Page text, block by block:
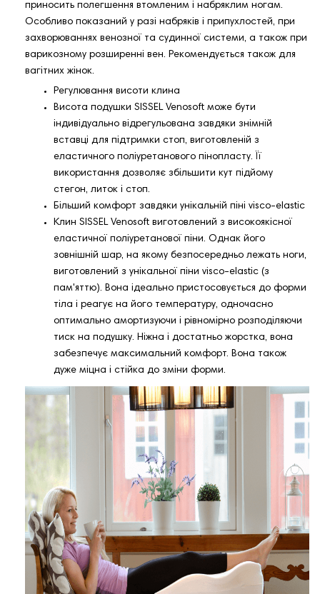
приносить полегшення втомленим і набряклим ногам.
Особливо показаний у разі набряків і припухлостей, при
захворюваннях венозної та судинної системи, а також при
варикозному розширенні вен. Рекомендується також для
вагітних жінок.
Регулювання висоти клина
Висота подушки SISSEL Venosoft може бути
індивідуально відрегульована завдяки знімній
вставці для підтримки стоп, виготовленій з
еластичного поліуретанового пінопласту. Її
використання дозволяє збільшити кут підйому
стегон, литок і стоп.
Більший комфорт завдяки унікальній піні visco-elastic
Клин SISSEL Venosoft виготовлений з високоякісної
еластичної поліуретанової піни. Однак його
зовнішній шар, на якому безпосередньо лежать ноги,
виготовлений з унікальної піни visco-elastic (з
пам'яттю). Вона ідеально пристосовується до форми
тіла і реагує на його температуру, одночасно
оптимально амортизуючи і рівномірно розподіляючи
тиск на подушку. Ніжна і достатньо жорстка, вона
забезпечує максимальний комфорт. Вона також
дуже міцна і стійка до зміни форми.